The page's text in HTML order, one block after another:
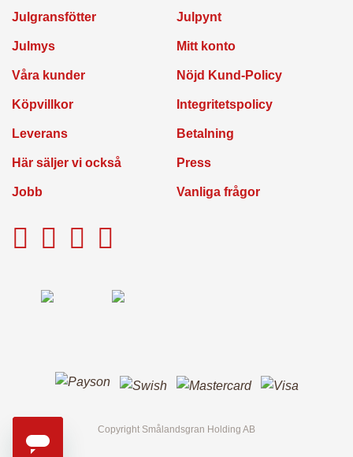
– Utomhuspaket
– Julgran till dina
anställda
Leverans
Här säljer vi också
Granskötsel &
Om oss
Julgransfötter Julpynt
Julmys Mitt konto
Våra kunder Nöjd Kund-Policy
Köpvillkor Integritetspolicy
Leverans Betalning
Här säljer vi också Press
Jobb Vanliga frågor
Copyright Smålandsgran Holding AB